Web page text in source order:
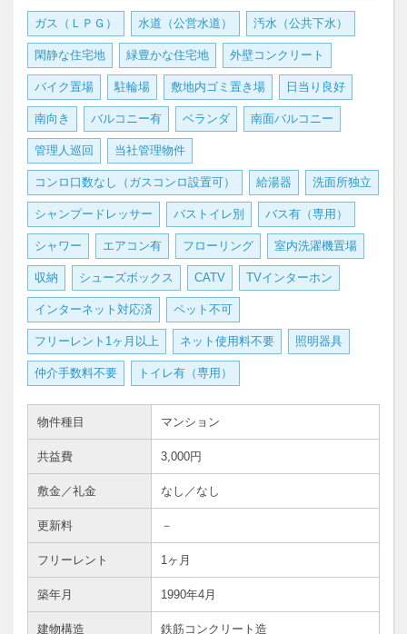
ガス（ＬＰＧ） 水道（公営水道） 汚水（公共下水）
閑静な住宅地 緑豊かな住宅地 外壁コンクリート
バイク置場 駐輪場 敷地内ゴミ置き場 日当り良好
南向き バルコニー有 ベランダ 南面バルコニー
管理人巡回 当社管理物件
コンロ口数なし（ガスコンロ設置可） 給湯器 洗面所独立
シャンプードレッサー バストイレ別 バス有（専用）
シャワー エアコン有 フローリング 室内洗濯機置場
収納 シューズボックス CATV TVインターホン
インターネット対応済 ペット不可
フリーレント1ヶ月以上 ネット使用料不要 照明器具
仲介手数料不要 トイレ有（専用）
物件種目 マンション
共益費 3,000円
敷金／礼金 なし／なし
更新料 －
フリーレント 1ヶ月
築年月 1990年4月
建物構造 鉄筋コンクリート造